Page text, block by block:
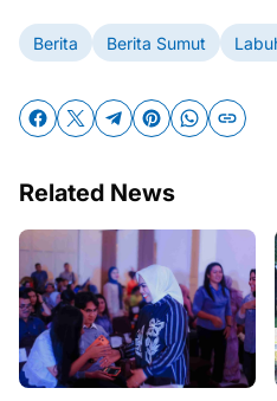
Berita Berita Sumut
Related News